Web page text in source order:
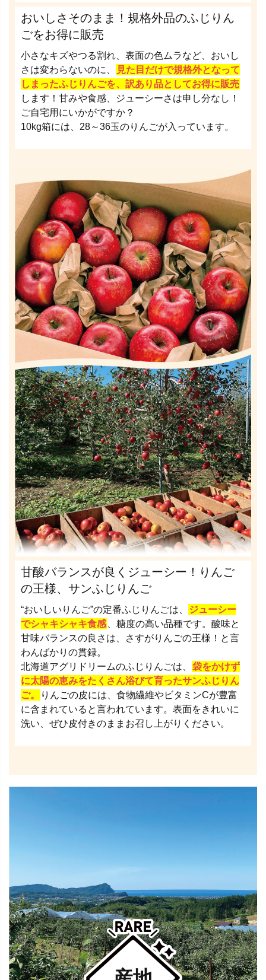
おいしさそのまま！規格外品のふじりん
ごをお得に販売
小さなキズやつる割れ、表面の色ムラなど、おいし
さは変わらないのに、
見た目だけで規格外となって
しまったふじりんごを、訳あり品としてお得に販売
します！甘みや食感、ジューシーさは申し分なし！
ご自宅用にいかがですか？
10kg箱には、28～36玉のりんごが入っています。
甘酸バランスが良くジューシー！りんご
の王様、サンふじりんご
“おいしいりんご”の定番ふじりんごは、
ジューシー
でシャキシャキ食感 、糖度の高い品種です。酸味と
甘味バランスの良さは、さすがりんごの王様！と言
わんばかりの貫録。
北海道アグリドリームのふじりんごは、 袋をかけず
に太陽の恵みをたくさん浴びて育ったサンふじりん
ご。
りんごの皮には、食物繊維やビタミンCが豊富
に含まれていると言われています。表面をきれいに
洗い、ぜひ皮付きのままお召し上がりください。